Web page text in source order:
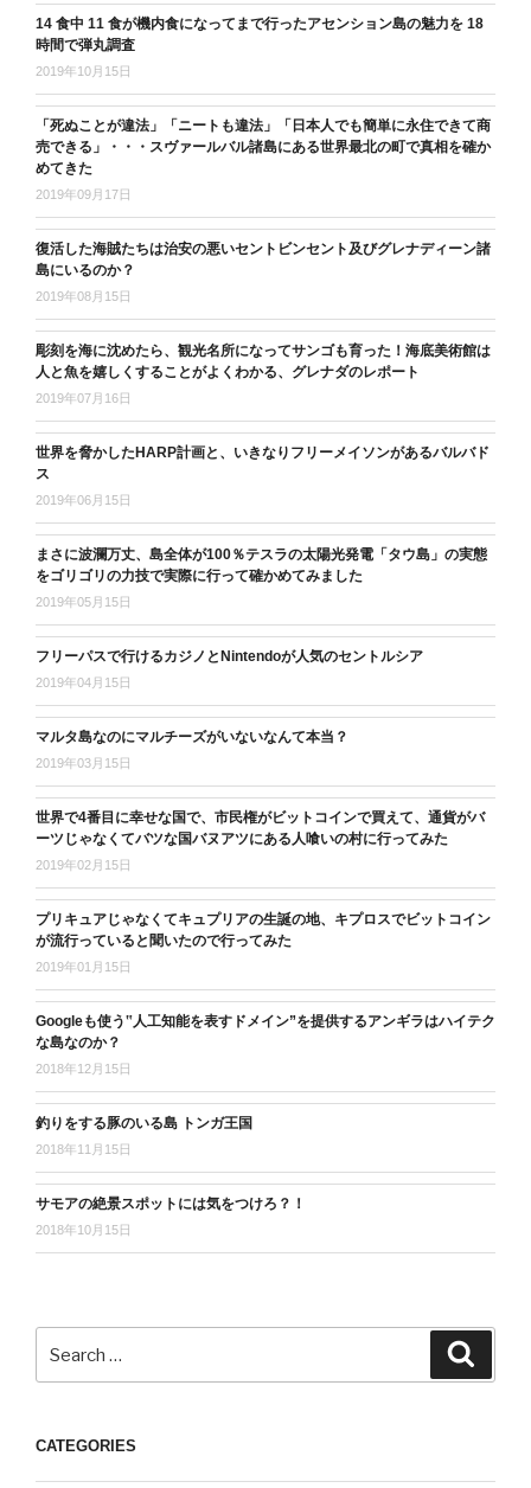
14 食中 11 食が機内食になってまで行ったアセンション島の魅力を 18
時間で弾丸調査
2019年10月15日
「死ぬことが違法」「ニートも違法」「日本人でも簡単に永住できて商
売できる」・・・スヴァールバル諸島にある世界最北の町で真相を確か
めてきた
2019年09月17日
復活した海賊たちは治安の悪いセントビンセント及びグレナディーン諸
島にいるのか？
2019年08月15日
彫刻を海に沈めたら、観光名所になってサンゴも育った！海底美術館は
人と魚を嬉しくすることがよくわかる、グレナダのレポート
2019年07月16日
世界を脅かしたHARP計画と、いきなりフリーメイソンがあるバルバド
ス
2019年06月15日
まさに波瀾万丈、島全体が100％テスラの太陽光発電「タウ島」の実態
をゴリゴリの力技で実際に行って確かめてみました
2019年05月15日
フリーパスで行けるカジノとNintendoが人気のセントルシア
2019年04月15日
マルタ島なのにマルチーズがいないなんて本当？
2019年03月15日
世界で4番目に幸せな国で、市民権がビットコインで買えて、通貨がバ
ーツじゃなくてバツな国バヌアツにある人喰いの村に行ってみた
2019年02月15日
プリキュアじゃなくてキュプリアの生誕の地、キプロスでビットコイン
が流行っていると聞いたので行ってみた
2019年01月15日
Googleも使う‟人工知能を表すドメイン”を提供するアンギラはハイテク
な島なのか？
2018年12月15日
釣りをする豚のいる島 トンガ王国
2018年11月15日
サモアの絶景スポットには気をつけろ？！
2018年10月15日
CATEGORIES